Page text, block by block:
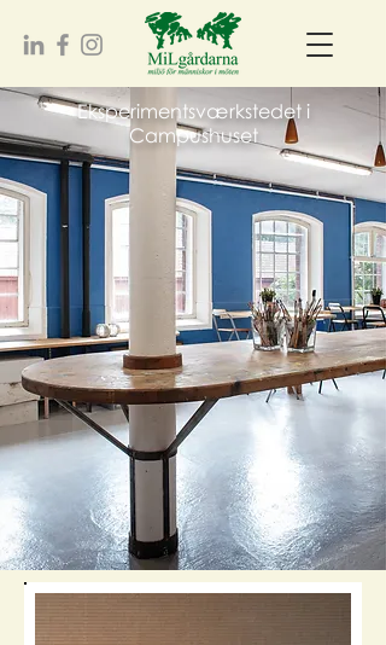
Eksperimentsværkstedet i
Campushuset
form teamets projekt